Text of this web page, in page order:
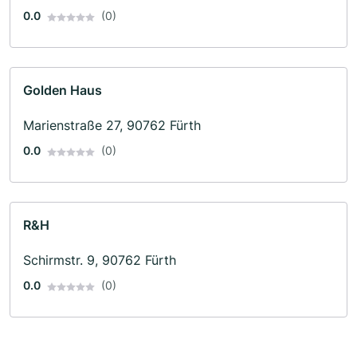
0.0 (0)
Golden Haus
Marienstraße 27, 90762 Fürth
0.0 (0)
R&H
Schirmstr. 9, 90762 Fürth
0.0 (0)